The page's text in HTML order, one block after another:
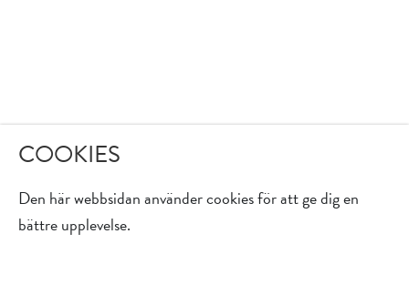
COOKIES
Den här webbsidan använder cookies för att ge dig en
bättre upplevelse.